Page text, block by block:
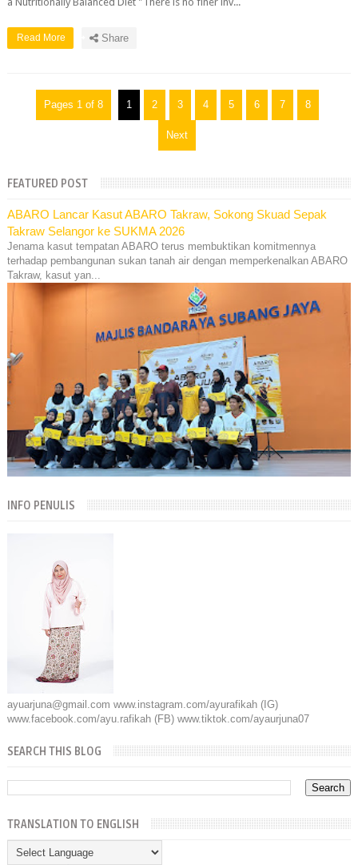
Read More Share
Pages 1 of 8 1 2 3 4 5 6 7 8
Next
FEATURED POST
ABARO Lancar Kasut ABARO Takraw, Sokong Skuad Sepak
Takraw Selangor ke SUKMA 2026
Jenama kasut tempatan ABARO terus membuktikan komitmennya
terhadap pembangunan sukan tanah air dengan memperkenalkan ABARO
Takraw, kasut yan...
INFO PENULIS
ayuarjuna@gmail.com www.instagram.com/ayurafikah (IG)
www.facebook.com/ayu.rafikah (FB) www.tiktok.com/ayaurjuna07
SEARCH THIS BLOG
TRANSLATION TO ENGLISH